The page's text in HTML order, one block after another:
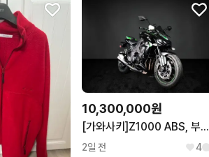
10,300,000원
[가와사키]Z1000 ABS, 부산김해양산울산창원대구구미경기서울대전강원
2일 전 4